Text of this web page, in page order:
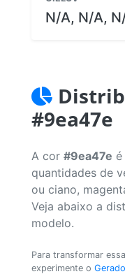
N/A, N/A,
#9ea47e
A cor #9ea47e
quantidades de
ou ciano,
Veja abaixo a
modelo.
Para transformar
experimente o